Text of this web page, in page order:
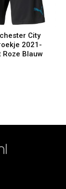
City
2021-
Roze Blauw